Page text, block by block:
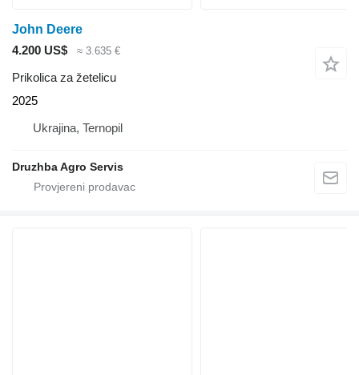
John Deere
4.200 US$
≈ 3.635 €
Prikolica za žetelicu
2025
Ukrajina, Ternopil
Druzhba Agro Servis